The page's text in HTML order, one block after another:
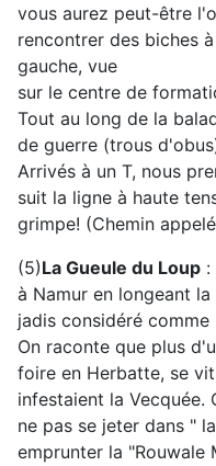
vous aurez peut-être
rencontrer des biches
gauche, vue
sur le centre de
Tout au long de la
de guerre (trous
Arrivés à un T, nous
suit la ligne à haute
grimpe! (Chemin
(5)La Gueule du Loup :
à Namur en longeant
jadis considéré
On raconte que plus
foire en Herbatte, se
infestaient la Vecquée.
ne pas se jeter dans "
emprunter la "Rouwale